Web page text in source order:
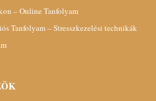
– Online Tanfolyam
Tanfolyam – Stresszkezelési technikák